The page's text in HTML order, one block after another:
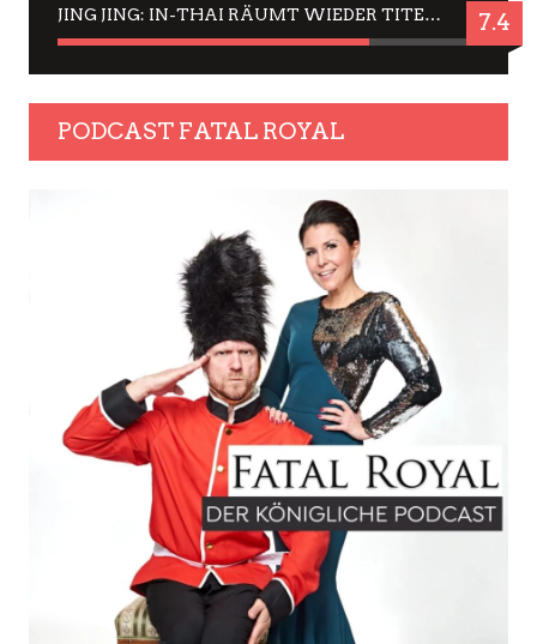
JING JING: IN-THAI RÄUMT WIEDER TITEL AB – EIN ZWEI-STUNDEN-ERLEBNISBERICHT 7.4
PODCAST FATAL ROYAL